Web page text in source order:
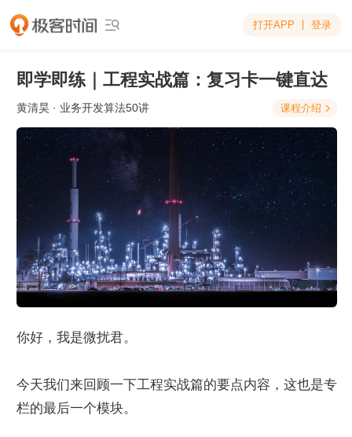
 打开APP 登录
即学即练｜工程实战篇：复习卡一键直达
黄清昊 · 业务开发算法50讲 课程介绍 
你好，我是微扰君。
今天我们来回顾一下工程实战篇的要点内容，这也是专
栏的最后一个模块。